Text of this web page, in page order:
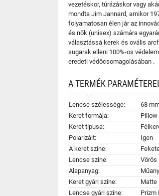
vezetéskor, túrázáskor vagy
mondta Jim Jannard, amikor
folyamatosan élen jár az
és nők (unisex) számára
választássá kerek és ovális
sugarak elleni 100%-os
eredeti védőcsomagolásában .
A TERMÉK PARAMÉTEREI
Lencse szélessége:
68
Keret formája:
Pillow
Keret típusa:
Polarizált:
Igen
A keret színe:
Lencse színe:
Vörös
Alapanyag:
Keret gyári színe:
Matte
Lencse gyári színe:
Prizm